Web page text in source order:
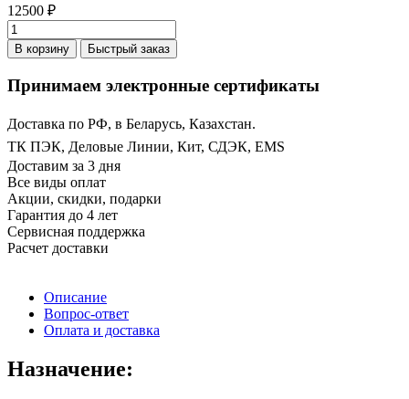
12500 ₽
В корзину Быстрый заказ
Принимаем электронные сертификаты
Доставка по РФ, в Беларусь, Казахстан.
ТК ПЭК, Деловые Линии, Кит, СДЭК, EMS
Доставим за 3 дня
Все виды оплат
Акции, скидки, подарки
Гарантия до 4 лет
Сервисная поддержка
Расчет доставки
Описание
Вопрос-ответ
Оплата и доставка
Назначение: